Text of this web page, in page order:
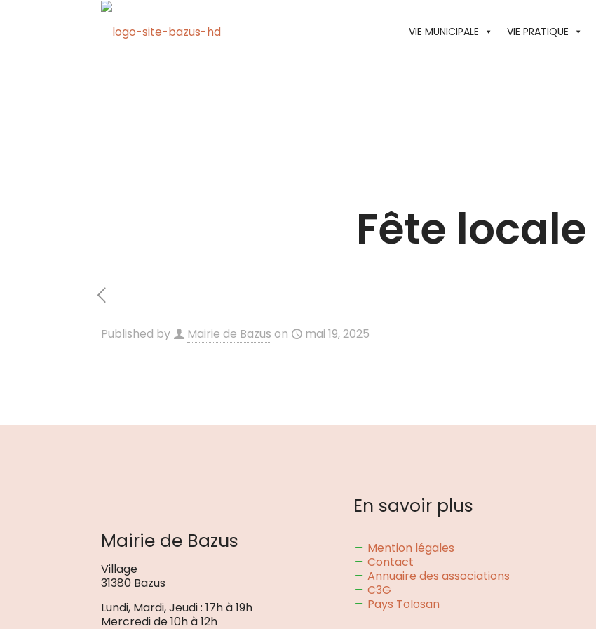
VIE MUNICIPALE VIE PRATIQUE
Fête locale
Published by Mairie de Bazus on mai 19, 2025
Mairie de Bazus
Village
31380 Bazus
Lundi, Mardi, Jeudi : 17h à 19h
Mercredi de 10h à 12h
En savoir plus
Mention légales
Contact
Annuaire des associations
C3G
Pays Tolosan